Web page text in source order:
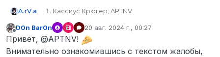
A.rV.a
Кассиус Крюгер; APTNV
STEAM_0:0:435686337
ds - aptnv
Алексей Мэдисон.
Не успел скопировать.
Не в сети
D0n Bar0n 20 авг. 2024 г., 00:27
отредактировано
Привет, @APTNV!
Внимательно ознакомившись с текстом жалобы,